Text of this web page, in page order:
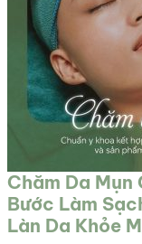
Chăm Da Mụn
Bước Làm
Làn Da Khỏe